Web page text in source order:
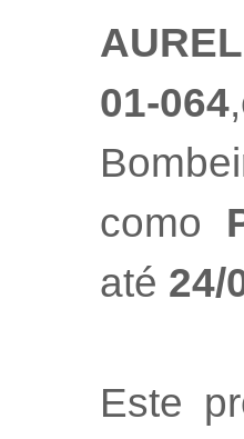
01-064
como
até 24/
Este